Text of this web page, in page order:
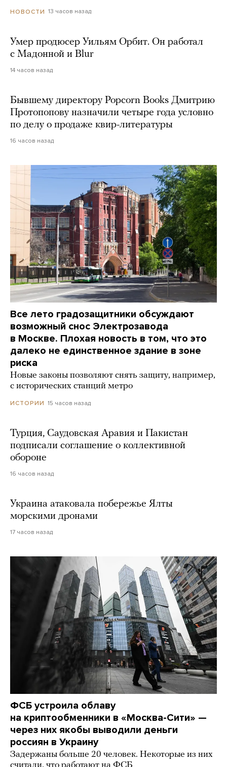
НОВОСТИ 13 часов назад
Умер продюсер Уильям Орбит. Он работал
с Мадонной и Blur
14 часов назад
Бывшему директору Popcorn Books Дмитрию
Протопопову назначили четыре года условно
по делу о продаже квир-литературы
16 часов назад
Все лето градозащитники обсуждают
возможный снос Электрозавода
в Москве. Плохая новость в том, что это
далеко не единственное здание в зоне
риска
Новые законы позволяют снять защиту, например,
с исторических станций метро
ИСТОРИИ 15 часов назад
Турция, Саудовская Аравия и Пакистан
подписали соглашение о коллективной
обороне
16 часов назад
Украина атаковала побережье Ялты
морскими дронами
17 часов назад
ФСБ устроила облаву
на криптообменники в «Москва-Сити» —
через них якобы выводили деньги
россиян в Украину
Задержаны больше 20 человек. Некоторые из них
считали, что работают на ФСБ